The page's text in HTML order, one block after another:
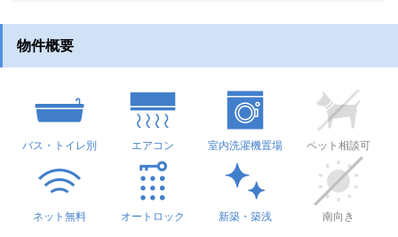
物件概要
バス・トイレ別 エアコン 室内洗濯機置場 ペット相談可
ネット無料 オートロック 新築・築浅 南向き